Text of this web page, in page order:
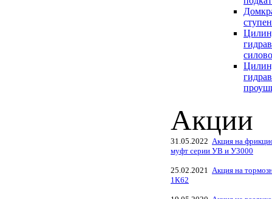
Акции
31.05.2022 Акция на
муфт серии УВ и У3000
25.02.2021 Акция на
1К62